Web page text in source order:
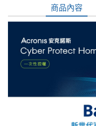
商品內容